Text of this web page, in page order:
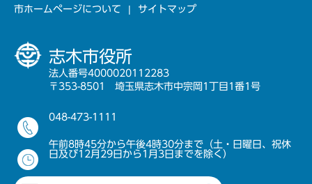
市ホームページについて サイトマップ
志木市役所
法人番号4000020112283
〒353-8501 埼玉県志木市中宗岡1丁目1番1号
048-473-1111
午前8時45分から午後4時30分まで（土・日曜日、祝休
日及び12月29日から1月3日までを除く）